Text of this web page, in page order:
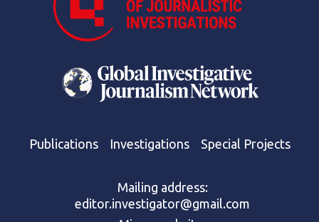
Publications Investigations Special Projects
Mailing address:
editor.investigator@gmail.com